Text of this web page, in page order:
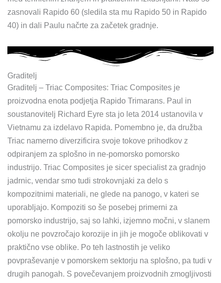
zasnovali Rapido 60 (sledila sta mu Rapido 50 in Rapido
40) in dali Paulu načrte za začetek gradnje.
Graditelj
Graditelj – Triac Composites: Triac Composites je
proizvodna enota podjetja Rapido Trimarans. Paul in
soustanovitelj Richard Eyre sta jo leta 2014 ustanovila v
Vietnamu za izdelavo Rapida. Pomembno je, da družba
Triac namerno diverzificira svoje tokove prihodkov z
odpiranjem za splošno in ne-pomorsko pomorsko
industrijo. Triac Composites je sicer specialist za gradnjo
jadrnic, vendar smo tudi strokovnjaki za delo s
kompozitnimi materiali, ne glede na panogo, v kateri se
uporabljajo. Kompoziti so še posebej primerni za
pomorsko industrijo, saj so lahki, izjemno močni, v slanem
okolju ne povzročajo korozije in jih je mogoče oblikovati v
praktično vse oblike. Po teh lastnostih je veliko
povpraševanje v pomorskem sektorju na splošno, pa tudi v
drugih panogah. S povečevanjem proizvodnih zmogljivosti